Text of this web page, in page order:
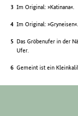
Im Original: »Katinana«.
Im Original: »Gryneisen«.
Das Gröbenufer in der
Ufer.
Gemeint ist ein